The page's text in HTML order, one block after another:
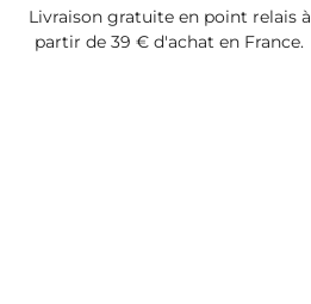
Livraison gratuite en point relais à
partir de 39 € d'achat en France.